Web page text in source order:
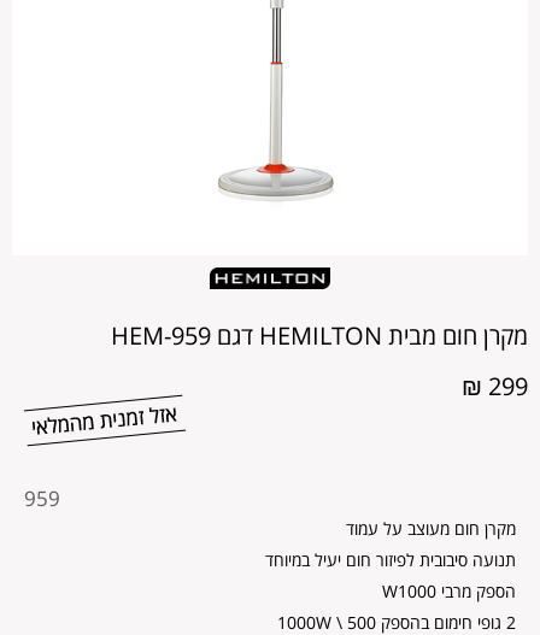
מקרן חום מבית HEMILTON דגם HEM-959
299 ₪
959
מוצר
מקרן חום מעוצב על עמוד
תנועה סיבובית לפיזור חום יעיל במיוחד
הספק מרבי W1000
2 גופי חימום בהספק 500 \ 1000W